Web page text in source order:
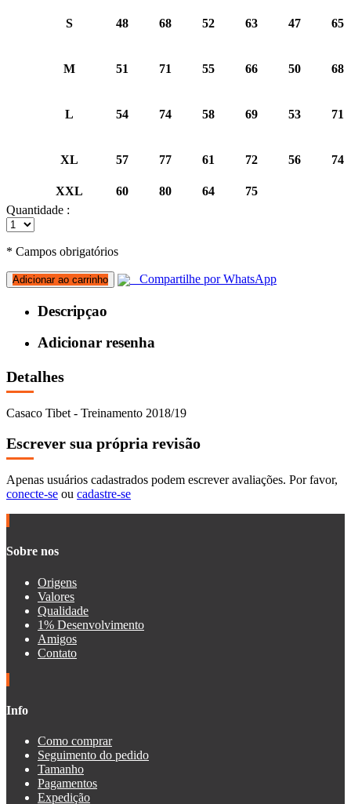
S 48 68 52 63 47 65
M 51 71 55 66 50 68
L 54 74 58 69 53 71
XL 57 77 61 72 56 74
XXL 60 80 64
75
Quantidade :
* Campos obrigatórios
Adicionar ao carrinho Compartilhe por WhatsApp
Descripçao
Adicionar resenha
Detalhes
Casaco Tibet - Treinamento 2018/19
Escrever sua própria revisão
Apenas usuários cadastrados podem escrever avaliações. Por favor,
conecte-se ou cadastre-se
Sobre nos
Origens
Valores
Qualidade
1% Desenvolvimento
Amigos
Contato
Info
Como comprar
Seguimento do pedido
Tamanho
Pagamentos
Expedição